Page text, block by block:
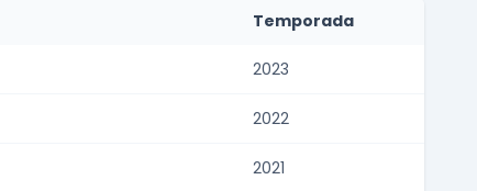
Temporada
2023
2022
2021